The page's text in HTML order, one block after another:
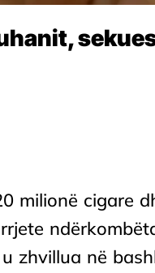
milionë cigare
zhvillua në